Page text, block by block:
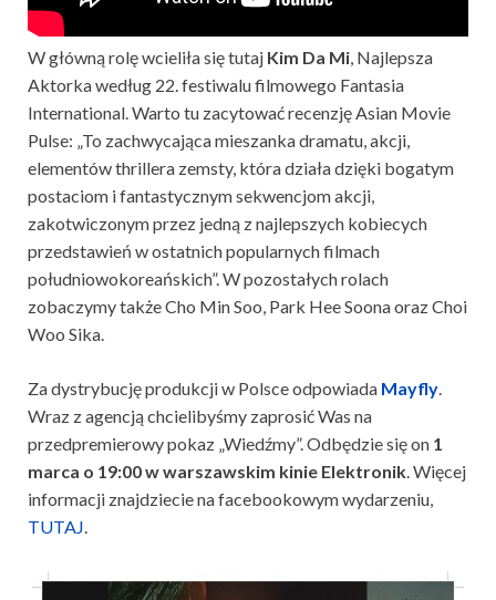
W główną rolę wcieliła się tutaj Kim Da Mi, Najlepsza
Aktorka według 22. festiwalu filmowego Fantasia
International. Warto tu zacytować recenzję Asian Movie
Pulse: „To zachwycająca mieszanka dramatu, akcji,
elementów thrillera zemsty, która działa dzięki bogatym
postaciom i fantastycznym sekwencjom akcji,
zakotwiczonym przez jedną z najlepszych kobiecych
przedstawień w ostatnich popularnych filmach
południowokoreańskich”. W pozostałych rolach
zobaczymy także Cho Min Soo, Park Hee Soona oraz Choi
Woo Sika.
Za dystrybucję produkcji w Polsce odpowiada Mayfly.
Wraz z agencją chcielibyśmy zaprosić Was na
przedpremierowy pokaz „Wiedźmy”. Odbędzie się on 1
marca o 19:00 w warszawskim kinie Elektronik. Więcej
informacji znajdziecie na facebookowym wydarzeniu,
TUTAJ.